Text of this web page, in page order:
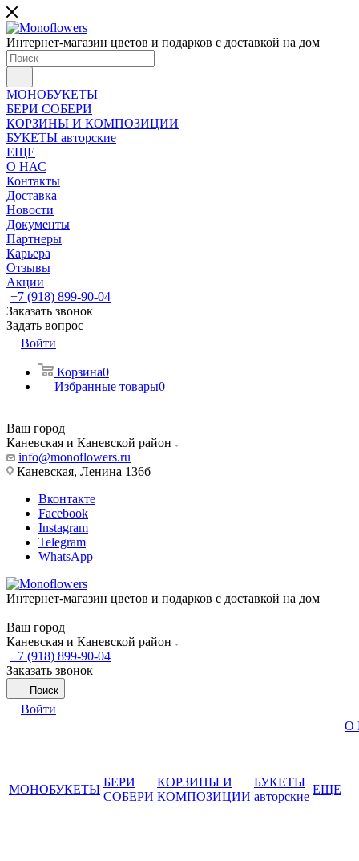
Интернет-магазин цветов и подарков с доставкой на дом
МОНОБУКЕТЫ
БЕРИ СОБЕРИ
КОРЗИНЫ И КОМПОЗИЦИИ
БУКЕТЫ авторские
ЕЩЕ
О НАС
Контакты
Доставка
Новости
Документы
Партнеры
Карьера
Отзывы
Акции
+7 (918) 899-90-04
Заказать звонок
Задать вопрос
Войти
Корзина0
Избранные товары0
Ваш город
Каневская и Каневской район
info@monoflowers.ru
Каневская, Ленина 136б
Вконтакте
Facebook
Instagram
Telegram
WhatsApp
Интернет-магазин цветов и подарков с доставкой на дом
Ваш город
Каневская и Каневской район
+7 (918) 899-90-04
Заказать звонок
Поиск
Войти
МОНОБУКЕТЫ
БЕРИ
СОБЕРИ
КОРЗИНЫ И
КОМПОЗИЦИИ
БУКЕТЫ
авторские
ЕЩЕ
О